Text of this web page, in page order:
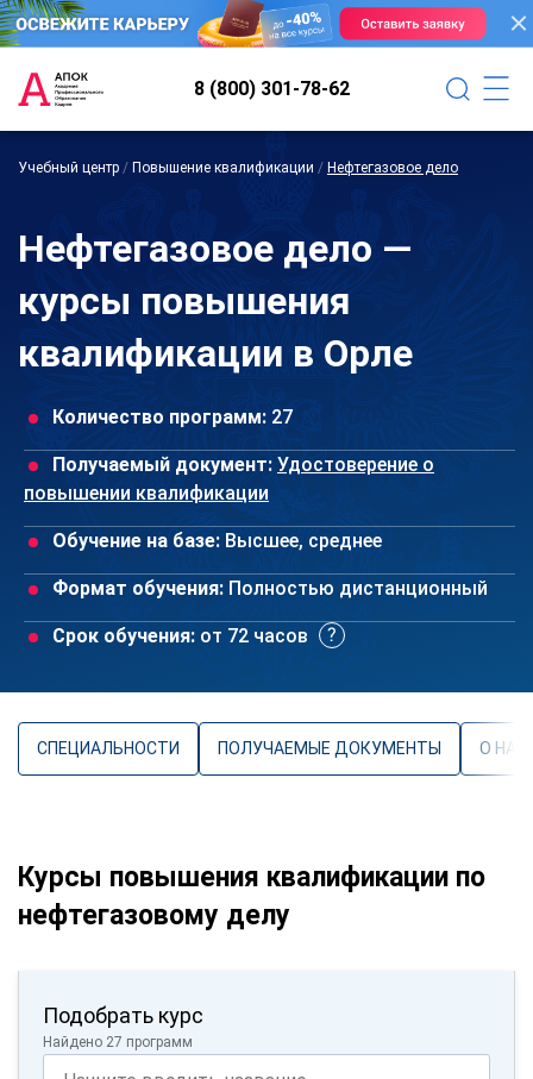
8 (800) 301-78-62
Учебный центр / Повышение квалификации / Нефтегазовое дело
Нефтегазовое дело —
курсы повышения
квалификации в Орле
Количество программ: 27
Получаемый документ: Удостоверение о
повышении квалификации
Обучение на базе: Высшее, среднее
Формат обучения: Полностью дистанционный
Срок обучения: от 72 часов
СПЕЦИАЛЬНОСТИ ПОЛУЧАЕМЫЕ ДОКУМЕНТЫ О
Курсы повышения квалификации по
нефтегазовому делу
Подобрать курс
Найдено 27 программ